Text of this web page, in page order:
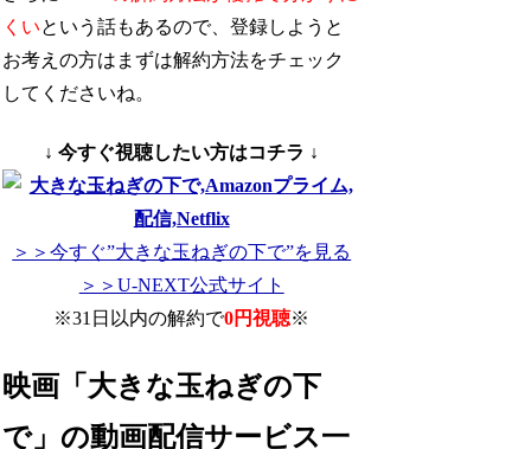
くいという話もあるので、登録しようと
お考えの方はまずは解約方法をチェック
してくださいね。
↓ 今すぐ視聴したい方はコチラ ↓
＞＞今すぐ”大きな玉ねぎの下で”を見る
＞＞U-NEXT公式サイト
※31日以内の解約で0円視聴※
映画「大きな玉ねぎの下
で」の動画配信サービス一